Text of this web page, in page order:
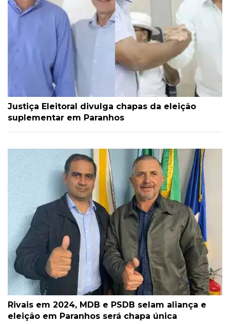
Justiça Eleitoral divulga chapas da eleição
suplementar em Paranhos
Rivais em 2024, MDB e PSDB selam aliança e
eleição em Paranhos será chapa única